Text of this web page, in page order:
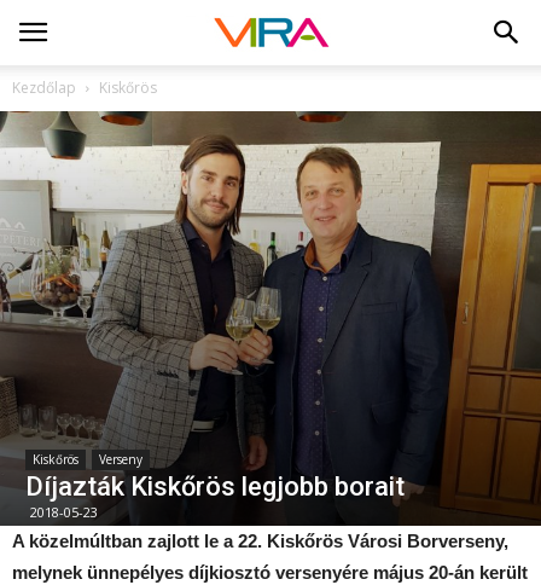
Kezdőlap Kiskőrös
Kiskőrös Verseny
Díjazták Kiskőrös legjobb borait
2018-05-23
A közelmúltban zajlott le a 22. Kiskőrös Városi Borverseny,
melynek ünnepélyes díjkiosztó versenyére május 20-án került